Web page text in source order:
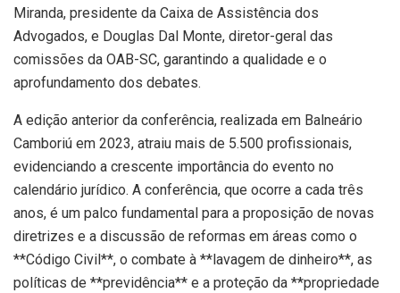
Miranda, presidente da Caixa de Assistência dos
Advogados, e Douglas Dal Monte, diretor-geral das
comissões da OAB-SC, garantindo a qualidade e o
aprofundamento dos debates.
A edição anterior da conferência, realizada em Balneário
Camboriú em 2023, atraiu mais de 5.500 profissionais,
evidenciando a crescente importância do evento no
calendário jurídico. A conferência, que ocorre a cada três
anos, é um palco fundamental para a proposição de novas
diretrizes e a discussão de reformas em áreas como o
**Código Civil**, o combate à **lavagem de dinheiro**, as
políticas de **previdência** e a proteção da **propriedade